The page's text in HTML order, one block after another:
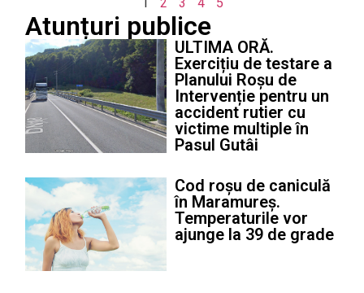
Atunțuri publice
ULTIMA ORĂ.
Exercițiu de testare a
Planului Roșu de
Intervenție pentru un
accident rutier cu
victime multiple în
Pasul Gutâi
Cod roșu de caniculă
în Maramureș.
Temperaturile vor
ajunge la 39 de grade